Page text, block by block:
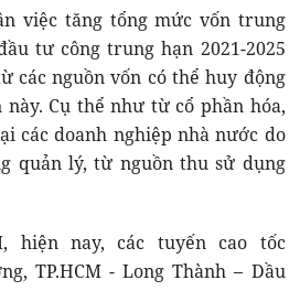
việc tăng tổng mức vốn trung
tư công trung hạn 2021-2025
các nguồn vốn có thể huy động
Cụ thể như từ cổ phần hóa,
các doanh nghiệp nhà nước do
quản lý, từ nguồn thu sử dụng
hiện nay, các tuyến cao tốc
TP.HCM - Long Thành – Dầu